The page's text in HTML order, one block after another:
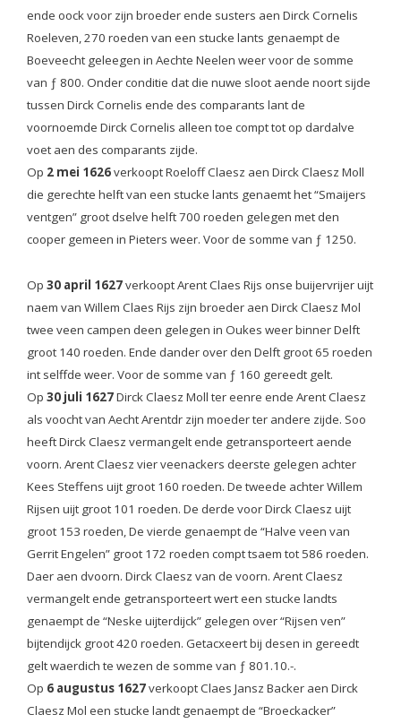
ende oock voor zijn broeder ende susters aen Dirck Cornelis
Roeleven, 270 roeden van een stucke lants genaempt de
Boeveecht geleegen in Aechte Neelen weer voor de somme
van ƒ 800. Onder conditie dat die nuwe sloot aende noort sijde
tussen Dirck Cornelis ende des comparants lant de
voornoemde Dirck Cornelis alleen toe compt tot op dardalve
voet aen des comparants zijde.
Op 2 mei 1626verkoopt Roeloff Claesz aen Dirck Claesz Moll
die gerechte helft van een stucke lants genaemt het “Smaijers
ventgen” groot dselve helft 700 roeden gelegen met den
cooper gemeen in Pieters weer. Voor de somme van ƒ 1250.
Op 30 april 1627verkoopt Arent Claes Rijs onse buijervrijer uijt
naem van Willem Claes Rijs zijn broeder aen Dirck Claesz Mol
twee veen campen deen gelegen in Oukes weer binner Delft
groot 140 roeden. Ende dander over den Delft groot 65 roeden
int selffde weer. Voor de somme van ƒ 160 gereedt gelt.
Op 30 juli 1627Dirck Claesz Moll ter eenre ende Arent Claesz
als voocht van Aecht Arentdr zijn moeder ter andere zijde. Soo
heeft Dirck Claesz vermangelt ende getransporteert aende
voorn. Arent Claesz vier veenackers deerste gelegen achter
Kees Steffens uijt groot 160 roeden. De tweede achter Willem
Rijsen uijt groot 101 roeden. De derde voor Dirck Claesz uijt
groot 153 roeden, De vierde genaempt de “Halve veen van
Gerrit Engelen” groot 172 roeden compt tsaem tot 586 roeden.
Daer aen dvoorn. Dirck Claesz van de voorn. Arent Claesz
vermangelt ende getransporteert wert een stucke landts
genaempt de “Neske uijterdijck” gelegen over “Rijsen ven”
bijtendijck groot 420 roeden. Getacxeert bij desen in gereedt
gelt waerdich te wezen de somme van ƒ 801.10.-.
Op 6 augustus 1627verkoopt Claes Jansz Backer aen Dirck
Claesz Mol een stucke landt genaempt de “Broeckacker”